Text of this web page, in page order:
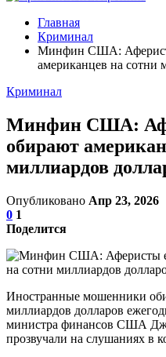
Главная
Криминал
Минфин США:
американцев на сотни
Криминал
Минфин США:
обирают
миллиардов
Опубликовано Апр 23, 2026
0 1
Поделится
Иностранные мошенники
миллиардов долларов
министра финансов США
прозвучали на слушаниях в